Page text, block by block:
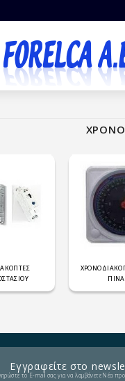
Εγγραφείτε στο
το E-mail σας για να λαμβάνετε Νέα